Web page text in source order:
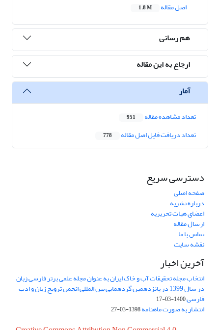
اصل مقاله
1.8 M
هم رسانی
ارجاع به این مقاله
آمار
تعداد مشاهده مقاله 951
تعداد دریافت فایل اصل مقاله 778
دسترسی سریع
صفحه اصلی
درباره نشریه
اعضای هیات تحریریه
ارسال مقاله
تماس با ما
نقشه سایت
آخرین اخبار
انتخاب مجله تحقیقات آب و خاک ایران به عنوان مجله علمی برتر فارسی زبان
در سال 1399 در پانزدهمین گردهمایی بین المللی انجمن ترویج زبان و ادب
فارسی1400-03-17
انتشار به صورت ماهنامه1398-03-27